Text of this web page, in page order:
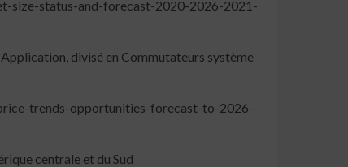
size-status-and-forecast-2020-2026-2021-
divisé en Commutateurs système
trends-opportunities-forecast-to-2026-
centrale et du Sud